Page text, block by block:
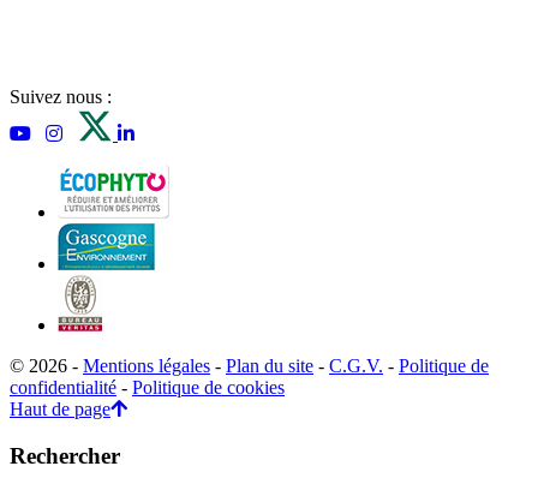
Suivez nous :
© 2026 - Mentions légales - Plan du site - C.G.V. - Politique de
confidentialité - Politique de cookies
Haut de page
Rechercher